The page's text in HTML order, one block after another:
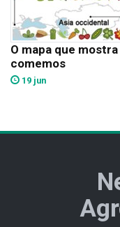
O mapa que
comemos
19 jun